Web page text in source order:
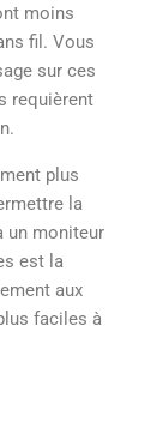
moins
fil. Vous
sur ces
requièrent
plus
la
un moniteur
est la
aux
faciles à